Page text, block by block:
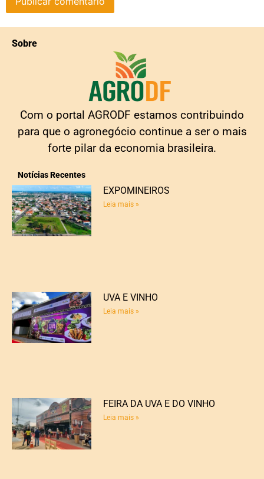
Sobre
Com o portal AGRODF estamos contribuindo
para que o agronegócio continue a ser o mais
forte pilar da economia brasileira.
Notícias Recentes
EXPOMINEIROS
Leia mais »
UVA E VINHO
Leia mais »
FEIRA DA UVA E DO VINHO
Leia mais »